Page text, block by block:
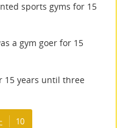
sports gyms for 15
a gym goer for 15
15 years until three
10